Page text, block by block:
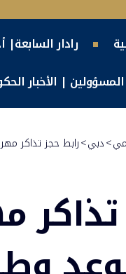
رادار السابعة|
| الأخبار
>دبي>رابط حجز تذاكر مهرجان أنتولد دبي 2024;